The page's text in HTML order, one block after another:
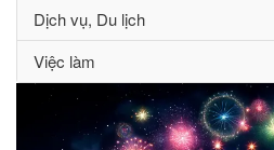
Dịch vụ, Du lịch
Việc làm